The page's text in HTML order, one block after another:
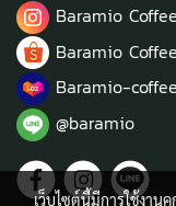
Baramio
Baramio Coffee
Baramio-coffee
@baramio
เว็บไซต์นี้มีการใช้งา